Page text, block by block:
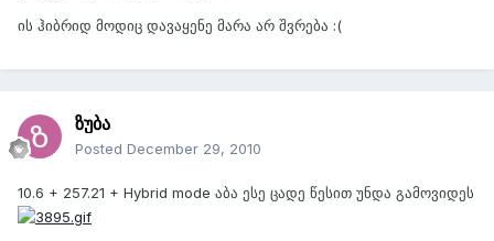
ის ჰიბრიდ მოდიც დავაყენე მარა არ შვრება :(
ზუბა
Posted December 29, 2010
10.6 + 257.21 + Hybrid mode აბა ესე ცადე წესით უნდა გამოვიდეს